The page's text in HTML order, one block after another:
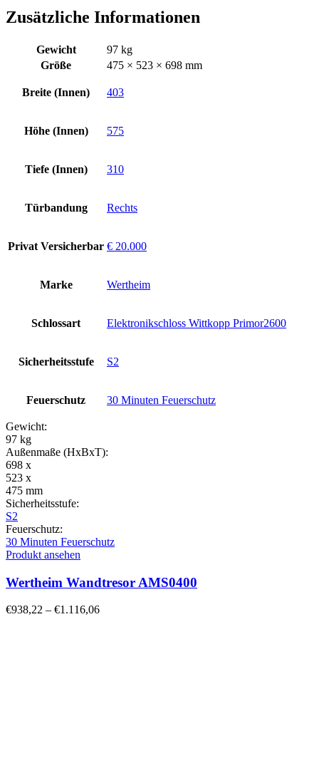
Zusätzliche Informationen
Gewicht
97 kg
Größe
475 × 523 × 698 mm
Breite (Innen) 403
Höhe (Innen) 575
Tiefe (Innen) 310
Türbandung Rechts
Privat Versicherbar € 20.000
Marke Wertheim
Schlossart Elektronikschloss Wittkopp Primor2600
Sicherheitsstufe S2
Feuerschutz 30 Minuten Feuerschutz
Gewicht:
97 kg
Außenmaße (HxBxT):
698 x
523 x
475 mm
Sicherheitsstufe:
S2
Feuerschutz:
30 Minuten Feuerschutz
Produkt ansehen
Wertheim Wandtresor AMS0400
€938,22 – €1.116,06